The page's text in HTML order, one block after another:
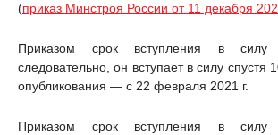
(приказ Минстроя России от 11 декабря
Приказом срок вступления в силу
следовательно, он вступает в силу спустя
опубликования — с 22 февраля 2021 г.
Приказом срок вступления в силу